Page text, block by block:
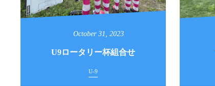
October 31 2023
U9ロータリー杯組合せ
U-9